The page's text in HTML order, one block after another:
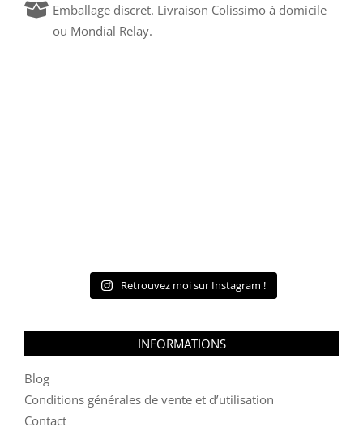
Emballage discret. Livraison Colissimo à domicile
ou Mondial Relay.
Retrouvez moi sur Instagram !
INFORMATIONS
Blog
Conditions générales de vente et d’utilisation
Contact